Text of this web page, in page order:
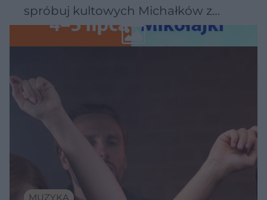
spróbuj kultowych Michałków z
Wawelu
MUZYKA